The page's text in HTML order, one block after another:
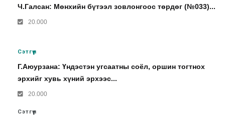
Ч.Галсан: Мөнхийн бүтээл зовлонгоос төрдөг (№033)...
20.000
Сэтгүүл
Г.Аюурзана: Үндэстэн угсаатны соёл, оршин тогтнох
эрхийг хувь хүний эрхээс...
20.000
Сэтгүүл